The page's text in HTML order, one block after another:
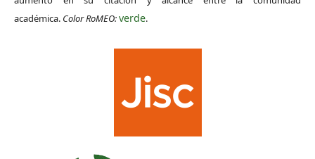
académica. Color RoMEO:verde.